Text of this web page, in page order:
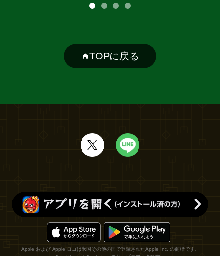
TOPに戻る
Apple および Apple ロゴは米国その他の国で登録されたApple Inc. の商標です。